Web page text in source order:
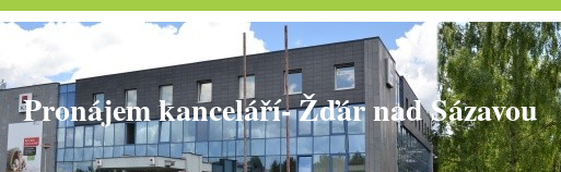
Pronájem kanceláří- Žďár nad Sázavou